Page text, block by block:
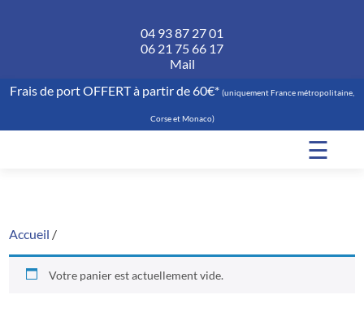
04 93 87 27 01
06 21 75 66 17
Mail
Frais de port OFFERT à partir de 60€* (uniquement France métropolitaine,
Corse et Monaco)
☰
Accueil /
Votre panier est actuellement vide.